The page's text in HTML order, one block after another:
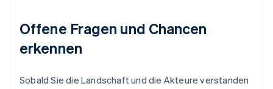
Offene Fragen und Chancen
erkennen
Sobald Sie die Landschaft und die Akteure verstanden